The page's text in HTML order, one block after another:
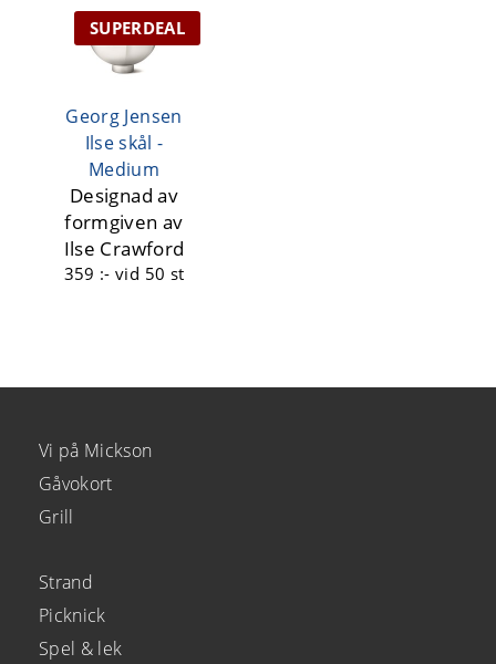
SUPERDEAL
Georg Jensen
Ilse skål -
Medium
Designad av
formgiven av
Ilse Crawford
359 :-vid 50 st
Vi på Mickson
Gåvokort
Grill
Strand
Picknick
Spel & lek